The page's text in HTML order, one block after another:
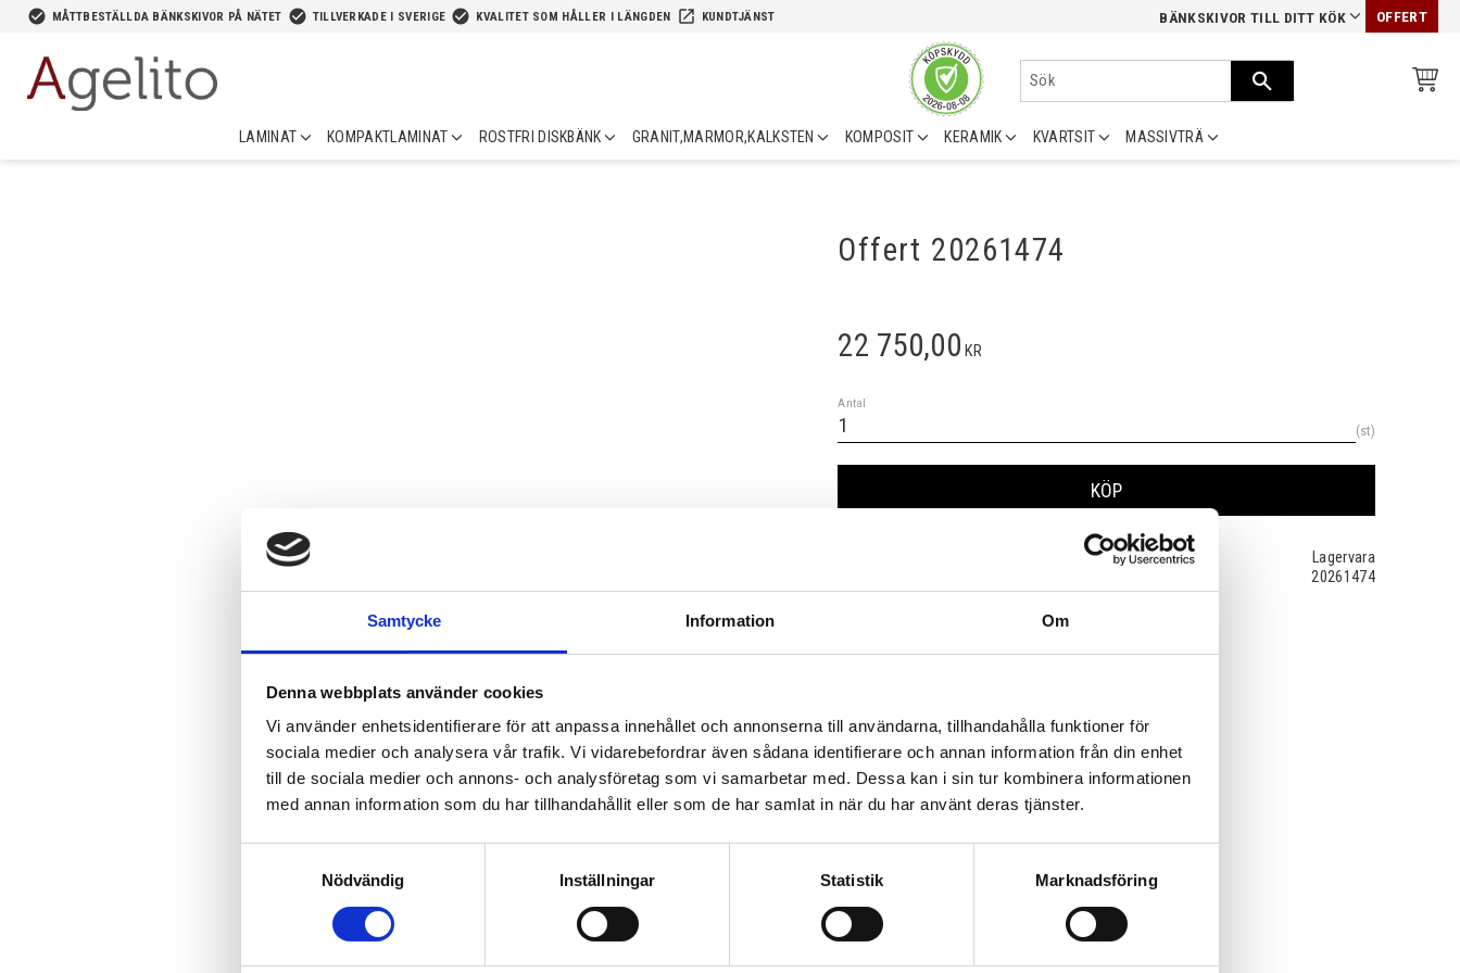
Samtycke Information Om
Denna webbplats använder cookies
Vi använder enhetsidentifierare för att anpassa innehållet och annonserna till användarna, tillhandahålla funktioner för
sociala medier och analysera vår trafik. Vi vidarebefordrar även sådana identifierare och annan information från din enhet
till de sociala medier och annons- och analysföretag som vi samarbetar med. Dessa kan i sin tur kombinera informationen
med annan information som du har tillhandahållit eller som de har samlat in när du har använt deras tjänster.
Nödvändig
Inställningar Statistik Marknadsföring
check_circle MÅTTBESTÄLLDA BÄNKSKIVOR PÅ NÄTET check_circle TILLVERKADE I SVERIGE check_circle KVALITET SOM HÅLLER I LÄNGDEN launch KUNDTJÄNST BÄNKSKIVOR TILL DITT KÖK OFFERT
LAMINAT KOMPAKTLAMINAT ROSTFRI DISKBÄNK GRANIT,MARMOR,KALKSTEN KOMPOSIT KERAMIK KVARTSIT MASSIVTRÄ
Offert 20261474
22 750,00 KR
Antal
st
KÖP
Lagervara
20261474